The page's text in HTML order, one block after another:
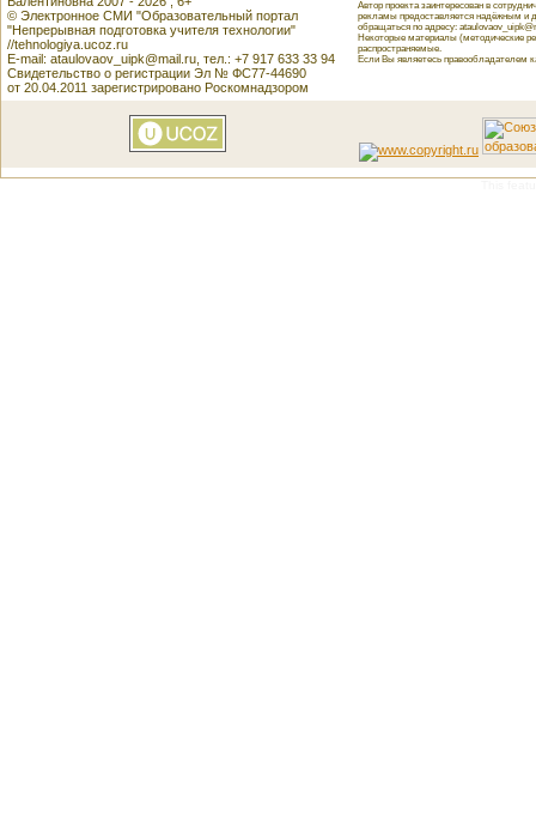
© Электронное СМИ "Образовательный портал
"Непрерывная подготовка учителя технологии"
//tehnologiya.ucoz.ru
E-mail: ataulovaov_uipk@mail.ru, тел.: +7 917 633 33 94
Свидетельство о регистрации Эл № ФС77-44690
от 20.04.2011 зарегистрировано Роскомнадзором
Автор проекта заинтересован в
рекламы предоставляется надёжным и
обращаться по адресу:
Некоторые материалы (методические
распространяемые.
Если Вы являетесь правообладателем